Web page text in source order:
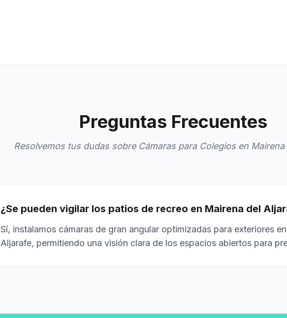
Preguntas Frecuentes
Resolvemos tus dudas sobre Cámaras para Colegios en Mairena
¿Se pueden vigilar los patios de recreo en Mairena del
Sí, instalamos cámaras de gran angular optimizadas para exteriores
Aljarafe, permitiendo una visión clara de los espacios abiertos para